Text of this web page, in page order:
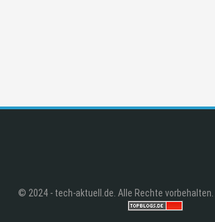
© 2024 - tech-aktuell.de. Alle Rechte vorbehalten. |